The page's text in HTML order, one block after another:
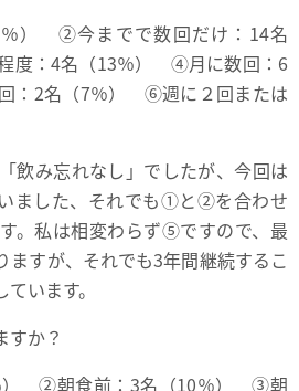
） ②今までで数回だけ：14名
度：4名（13％） ④月に数回：6
：2名（7％） ⑥週に２回または
飲み忘れなし」でしたが、今回は
ました、それでも①と②を合わせ
。私は相変わらず⑤ですので、最
ますが、それでも3年間継続するこ
います。
すか？
） ②朝食前：3名（10％） ③朝